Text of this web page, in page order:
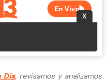
Día, revisamos y analizamos